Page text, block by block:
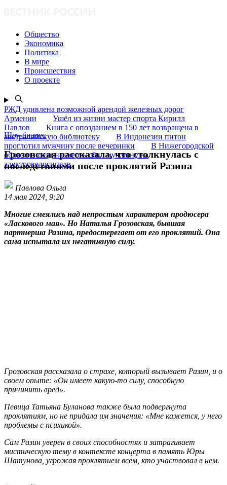
Общество
Экономика
Политика
В мире
Происшествия
О проекте
РЖД удивлена возможной арендой железных дорог
Армении
Ушёл из жизни мастер спорта Кирилл
Павлов
Книга с опозданием в 150 лет возвращена в
австралийскую библиотеку
В Индонезии питон
проглотил мужчину после вечеринки
В Нижегородской
области поезд насмерть сбил мужчину на
электровелосипеде
Шоу-бизнес
Грозовская рассказала, что столкнулась с
последствиями после проклятий Разина
Павлова Ольга
14 мая 2024, 9:20
Многие смеялись над непростым характером продюсера
«Ласкового мая». Но Наталья Грозовская, бывшая
партнерша Разина, предостерегает от его проклятий. Она
сама испытала их негативную силу.
Грозовская рассказала о страхе, который вызывает Разин, и о
своем опыте: «Он имеет какую-то силу, способную
причинить вред».
Певица Татьяна Буланова также была подвергнута
проклятиям, но не придала им значения: «Мне кажется, у него
проблемы с психикой».
Сам Разин уверен в своих способностях и затрагивает
мистическую тему в контексте концерта в память Юры
Шатунова, угрожая проклятием всем, кто участвовал в нем.